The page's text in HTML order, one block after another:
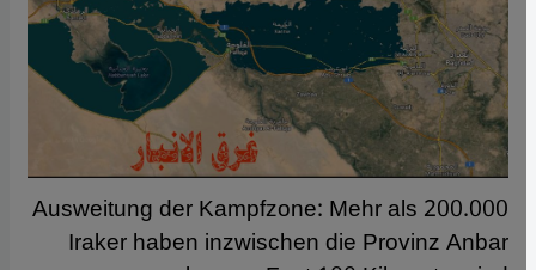
Ausweitung der Kampfzone: Mehr als 200.000
Iraker haben inzwischen die Provinz Anbar